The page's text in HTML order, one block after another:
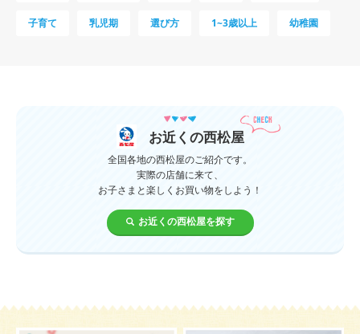
子育て 乳児期 選び方 1~3歳以上 幼稚園
ベビーカー
おむつ 出産準備
遊ぶ 夏 イヤイヤ期
あせも 汗 エアコン
適切温度 帽子 授乳 チャイルドシート
ベビー服 小学生 家族写真 産休 お昼寝
お近くの西松屋
全国各地の西松屋のご紹介です。
実際の店舗に来て、
お子さまと楽しくお買い物をしよう！
お近くの西松屋を探す